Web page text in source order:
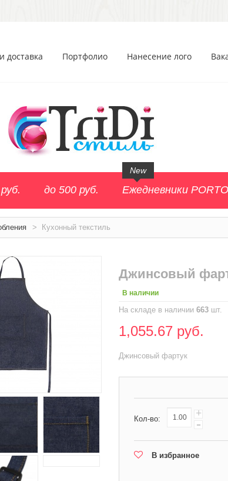
доставка Портфолио Нанесение лого
до 500 руб. Ежедневники
New
> Кухонный текстиль
Джинсовый
В наличии
На складе в наличии663 шт.
1,055.67 руб.
Джинсовый фартук
Кол-во: +
-
В избранное